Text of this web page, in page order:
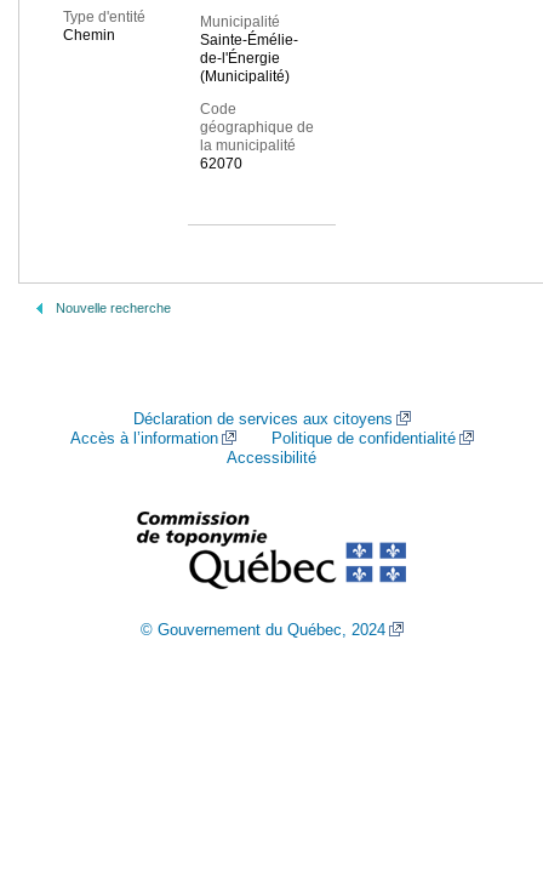
Type d'entité
Chemin
Municipalité
Sainte-Émélie-
de-l'Énergie
(Municipalité)
Code
géographique de
la municipalité
62070
Nouvelle recherche
Déclaration de services aux citoyens
Accès à l’information
Politique de confidentialité
Accessibilité
© Gouvernement du Québec, 2024